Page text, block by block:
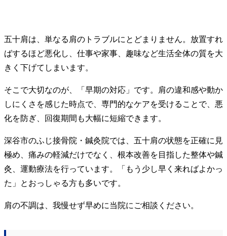
五十肩は、単なる肩のトラブルにとどまりません。放置すれ
ばするほど悪化し、仕事や家事、趣味など生活全体の質を大
きく下げてしまいます。
そこで大切なのが、「早期の対応」です。肩の違和感や動か
しにくさを感じた時点で、専門的なケアを受けることで、悪
化を防ぎ、回復期間も大幅に短縮できます。
深谷市のふじ接骨院・鍼灸院では、五十肩の状態を正確に見
極め、痛みの軽減だけでなく、根本改善を目指した整体や鍼
灸、運動療法を行っています。「もう少し早く来ればよかっ
た」とおっしゃる方も多いです。
肩の不調は、我慢せず早めに当院にご相談ください。